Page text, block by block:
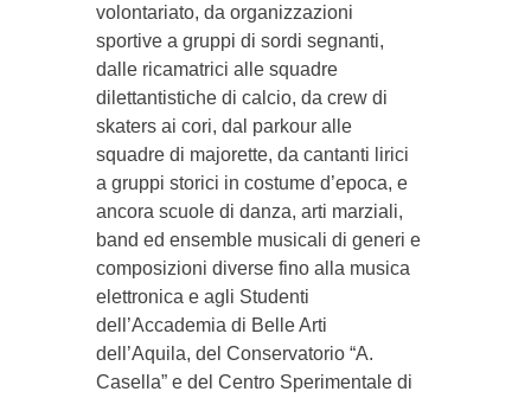
volontariato, da organizzazioni
sportive a gruppi di sordi segnanti,
dalle ricamatrici alle squadre
dilettantistiche di calcio, da crew di
skaters ai cori, dal parkour alle
squadre di majorette, da cantanti lirici
a gruppi storici in costume d’epoca, e
ancora scuole di danza, arti marziali,
band ed ensemble musicali di generi e
composizioni diverse fino alla musica
elettronica e agli Studenti
dell’Accademia di Belle Arti
dell’Aquila, del Conservatorio “A.
Casella” e del Centro Sperimentale di